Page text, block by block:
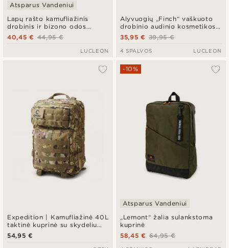
Lapų rašto kamufliažinis
drobinis ir bizono odos
kosmetikos krepšelis
Atsparus Vandeniui
44,95 €
40,45 €
LUCLEON
Alyvuogių „Finch“ vaškuoto
drobinio audinio kosmetikos
krepšys 39,95 €
35,95 €
4 SPALVOS LUCLEON
Expedition | Kamufliažinė 40L
taktinė kuprinė su skydeliu
emblemoms
54,95 €
„Lemont“ žalia sulankstoma
kuprinė
-10%
Atsparus Vandeniui
64,95 €
58,45 €